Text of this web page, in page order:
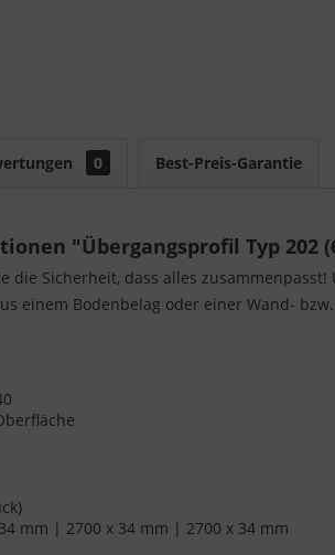
0 Best-Preis-Garantie
"Übergangsprofil Typ 202
die Sicherheit, dass alles
einem Bodenbelag oder einer Wand-
mm | 2700 x 34 mm | 2700 x 34 mm